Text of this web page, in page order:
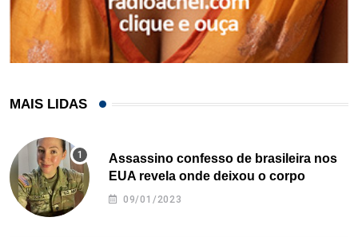
MAIS LIDAS
Assassino confesso de brasileira nos
EUA revela onde deixou o corpo
09/01/2023